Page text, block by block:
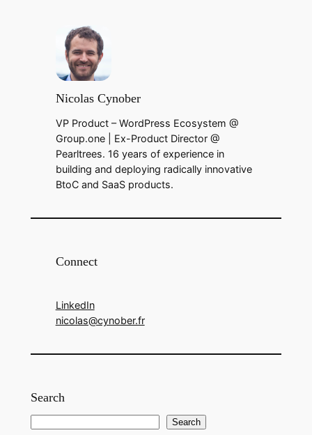
Nicolas Cynober
VP Product – WordPress Ecosystem @
Group.one | Ex-Product Director @
Pearltrees. 16 years of experience in
building and deploying radically innovative
BtoC and SaaS products.
Connect
LinkedIn
nicolas@cynober.fr
Search
Search